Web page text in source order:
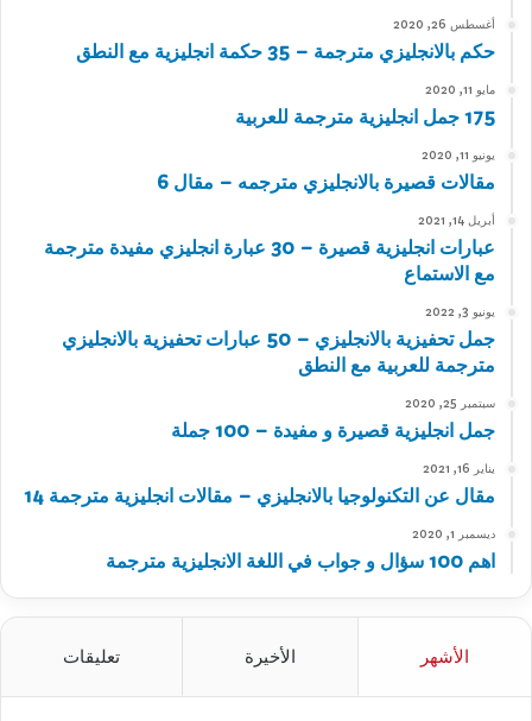
أغسطس 26, 2020
حكم بالانجليزي مترجمة – 35 حكمة انجليزية مع النطق
مايو 11, 2020
175 جمل انجليزية مترجمة للعربية
يونيو 11, 2020
مقالات قصيرة بالانجليزي مترجمه – مقال 6
أبريل 14, 2021
عبارات انجليزية قصيرة – 30 عبارة انجليزي مفيدة مترجمة
مع الاستماع
يونيو 3, 2022
جمل تحفيزية بالانجليزي – 50 عبارات تحفيزية بالانجليزي
مترجمة للعربية مع النطق
سبتمبر 25, 2020
جمل انجليزية قصيرة و مفيدة – 100 جملة
يناير 16, 2021
مقال عن التكنولوجيا بالانجليزي – مقالات انجليزية مترجمة 14
ديسمبر 1, 2020
اهم 100 سؤال و جواب في اللغة الانجليزية مترجمة
الأشهر الأخيرة تعليقات